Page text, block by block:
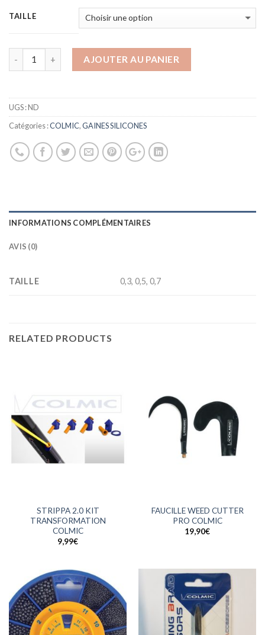
TAILLE
AJOUTER AU PANIER
UGS :ND
Catégories :COLMIC,GAINES SILICONES
INFORMATIONS COMPLÉMENTAIRES
AVIS (0)
TAILLE 0,3, 0,5, 0,7
RELATED PRODUCTS
STRIPPA 2.0 KIT
TRANSFORMATION
COLMIC
9,99€
FAUCILLE WEED CUTTER
PRO COLMIC
19,90€